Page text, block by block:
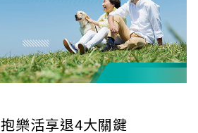
樂活享退4大關鍵